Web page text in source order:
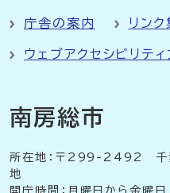
庁舎の案内 リンク
ウェブアクセシビリテ
南房総市
所在地：〒299-2492 千
地
開庁時間：月曜日から金曜